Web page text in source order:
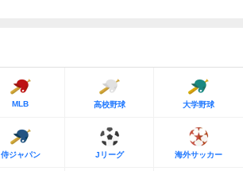
MLB 高校野球 大学野球
侍ジャパン Jリーグ 海外サッカー